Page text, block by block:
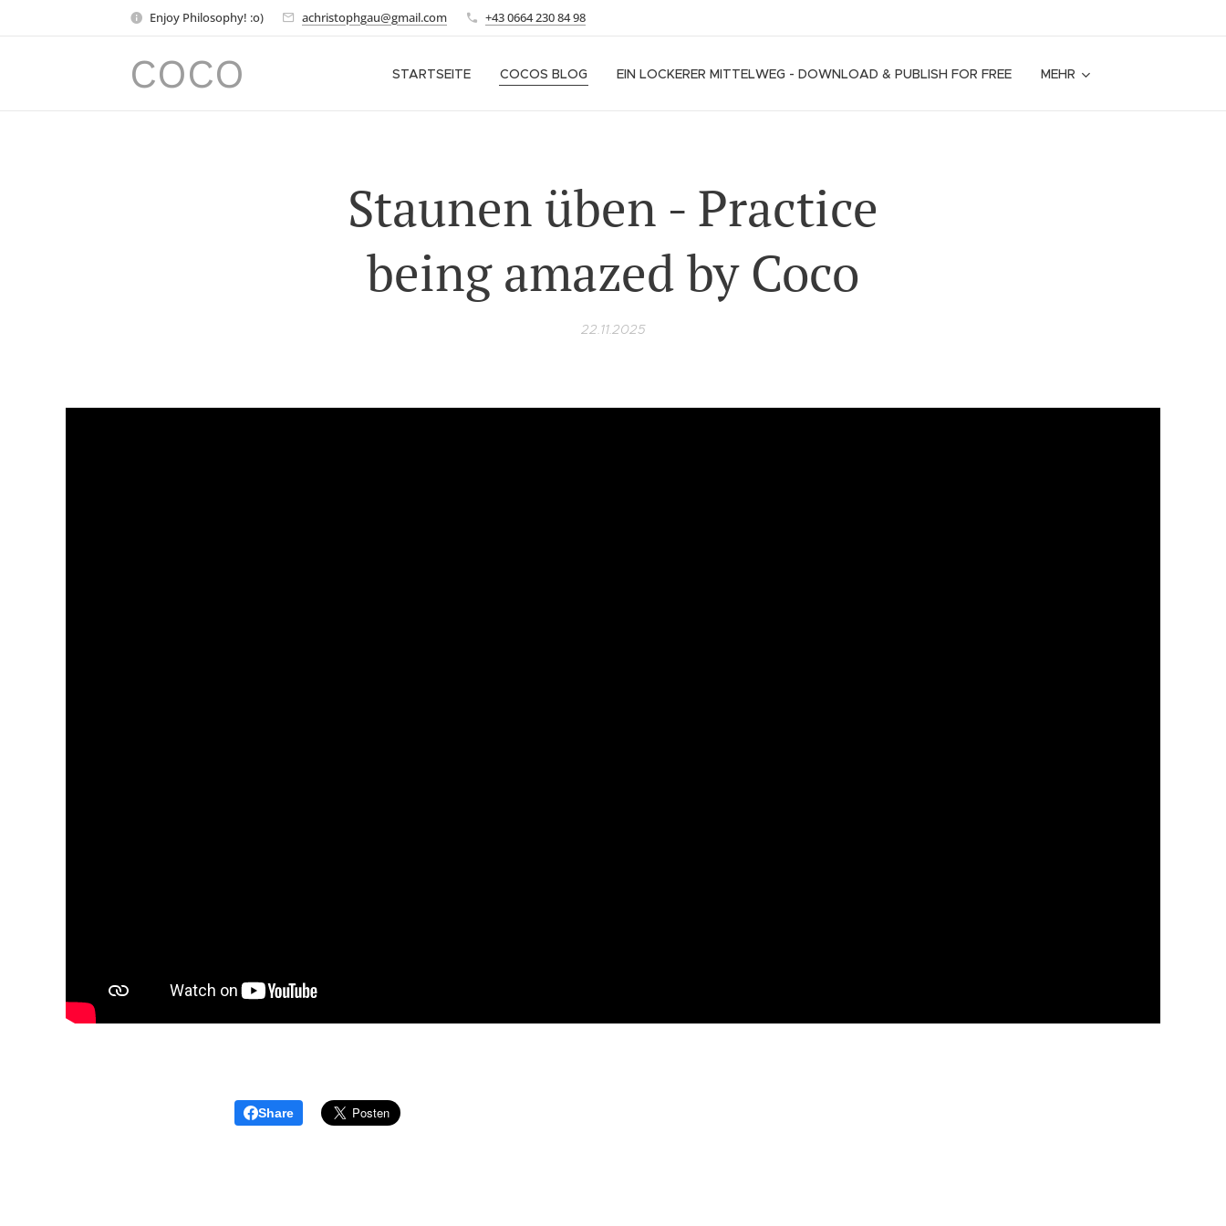
Enjoy Philosophy! :o) achristophgau@gmail.com +43 0664 230 84 98
COCO STARTSEITE COCOS BLOG EIN LOCKERER MITTELWEG - DOWNLOAD & PUBLISH FOR FREE MEHR
Staunen üben - Practice
being amazed by Coco
22.11.2025
Share